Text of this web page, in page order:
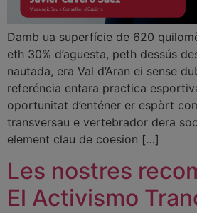
Damb ua superfície de 620
eth 30% d’aguesta, peth dessús
nautada, era Val d’Aran ei sense
referéncia entara practica
oportunitat d’enténer er espòrt
transversau e vertebrador dera
element clau de coesion […]
Les nostres
El Activismo